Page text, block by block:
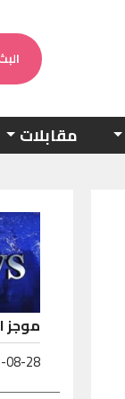
مقابلات
موجز
08-28